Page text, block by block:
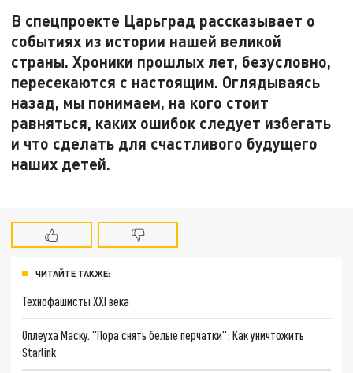
В спецпроекте Царьград рассказывает о
событиях из истории нашей великой
страны. Хроники прошлых лет, безусловно,
пересекаются с настоящим. Оглядываясь
назад, мы понимаем, на кого стоит
равняться, каких ошибок следует избегать
и что сделать для счастливого будущего
наших детей.
ЧИТАЙТЕ ТАКЖЕ:
Технофашисты XXI века
Оплеуха Маску. "Пора снять белые перчатки": Как уничтожить
Starlink